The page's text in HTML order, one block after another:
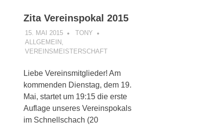
Zita Vereinspokal 2015
15. MAI 2015
TONY
ALLGEMEIN ,
VEREINSMEISTERSCHAFT
Liebe Vereinsmitglieder! Am
kommenden Dienstag, dem 19.
Mai, startet um 19:15 die erste
Auflage unseres Vereinspokals
im Schnellschach (20